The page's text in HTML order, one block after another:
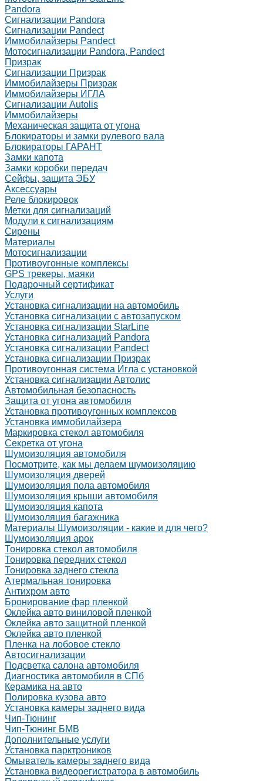
Pandora
Сигнализации Pandora
Сигнализации Pandect
Иммобилайзеры Pandect
Мотосигнализации Pandora, Pandect
Призрак
Сигнализации Призрак
Иммобилайзеры Призрак
Иммобилайзеры ИГЛА
Сигнализации Autolis
Иммобилайзеры
Механическая защита от угона
Блокираторы и замки рулевого вала
Блокираторы ГАРАНТ
Замки капота
Замки коробки передач
Сейфы, защита ЭБУ
Аксессуары
Реле блокировок
Метки для сигнализаций
Модули к сигнализациям
Сирены
Материалы
Мотосигнализации
Противоугонные комплексы
GPS трекеры, маяки
Подарочный сертификат
Услуги
Установка сигнализации на автомобиль
Установка сигнализации с автозапуском
Установка сигнализации StarLine
Установка сигнализаций Pandora
Установка сигнализации Pandect
Установка сигнализации Призрак
Противоугонная система Игла с установкой
Установка сигнализации Автолис
Автомобильная безопасность
Защита от угона автомобиля
Установка противоугонных комплексов
Установка иммобилайзера
Маркировка стекол автомобиля
Секретка от угона
Шумоизоляция автомобиля
Посмотрите, как мы делаем шумоизоляцию
Шумоизоляция дверей
Шумоизоляция пола автомобиля
Шумоизоляция крыши автомобиля
Шумоизоляция капота
Шумоизоляция багажника
Материалы Шумоизоляции - какие и для чего?
Шумоизоляция арок
Тонировка стекол автомобиля
Тонировка передних стекол
Тонировка заднего стекла
Атермальная тонировка
Антихром авто
Бронирование фар пленкой
Оклейка авто виниловой пленкой
Оклейка авто защитной пленкой
Оклейка авто пленкой
Пленка на лобовое стекло
Автосигнализации
Подсветка салона автомобиля
Диагностика автомобиля в СПб
Керамика на авто
Полировка кузова авто
Установка камеры заднего вида
Чип-Тюнинг
Чип-Тюнинг БМВ
Дополнительные услуги
Установка парктроников
Омыватель камеры заднего вида
Установка видеорегистратора в автомобиль